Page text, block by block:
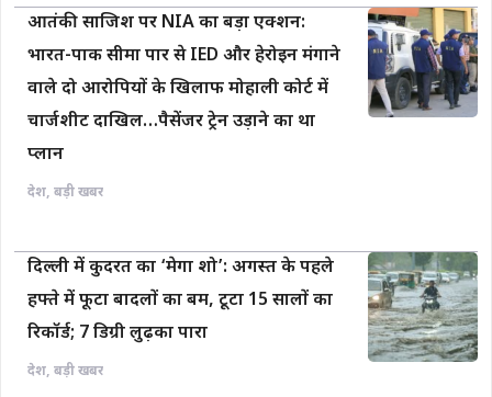
आतंकी साजिश पर NIA का बड़ा एक्शन:
भारत-पाक सीमा पार से IED और हेरोइन मंगाने
वाले दो आरोपियों के खिलाफ मोहाली कोर्ट में
चार्जशीट दाखिल…पैसेंजर ट्रेन उड़ाने का था
प्लान
देश, बड़ी खबर
दिल्ली में कुदरत का ‘मेगा शो’: अगस्त के पहले
हफ्ते में फूटा बादलों का बम, टूटा 15 सालों का
रिकॉर्ड; 7 डिग्री लुढ़का पारा
देश, बड़ी खबर